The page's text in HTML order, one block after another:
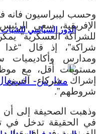
الدور السياسي للشباب
وحسب ليبراسيون فانه
الإفريقية، سعى
للشراكة العسكرية”
شراكة”، إذ قال
ومدارس
مستويات أقل، مع
إشراك شركاء
شروطهم”.
وذهبت الصحيفة إلى أن
في الحقيقة تدخل في